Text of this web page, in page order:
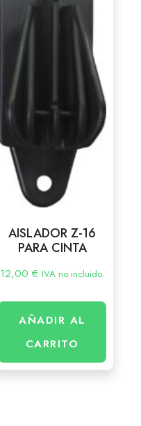
AISLADOR Z-16
PARA CINTA
12,00€ IVA no incluido.
AÑADIR AL
CARRITO